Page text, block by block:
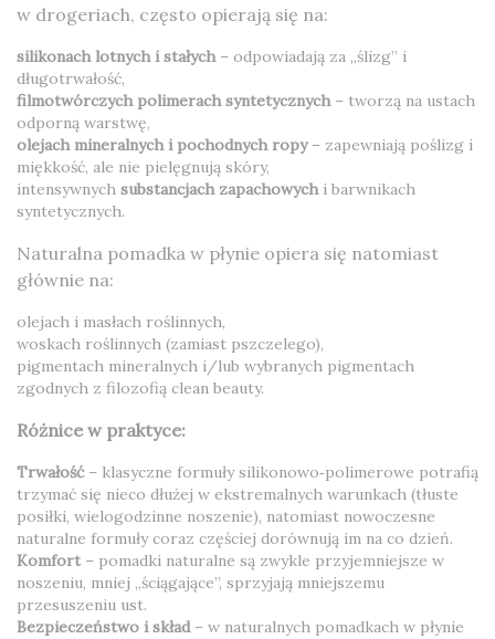
w drogeriach, często opierają się na:
silikonach lotnych i stałych– odpowiadają za „ślizg” i
długotrwałość,
filmotwórczych polimerach syntetycznych– tworzą na ustach
odporną warstwę,
olejach mineralnych i pochodnych ropy– zapewniają poślizg i
miękkość, ale nie pielęgnują skóry,
intensywnych substancjach zapachowychi barwnikach
syntetycznych.
Naturalna pomadka w płynie opiera się natomiast
głównie na:
olejach i masłach roślinnych,
woskach roślinnych (zamiast pszczelego),
pigmentach mineralnych i/lub wybranych pigmentach
zgodnych z filozofią clean beauty.
Różnice w praktyce:
Trwałość– klasyczne formuły silikonowo‑polimerowe potrafią
trzymać się nieco dłużej w ekstremalnych warunkach (tłuste
posiłki, wielogodzinne noszenie), natomiast nowoczesne
naturalne formuły coraz częściej dorównują im na co dzień.
Komfort– pomadki naturalne są zwykle przyjemniejsze w
noszeniu, mniej „ściągające”, sprzyjają mniejszemu
przesuszeniu ust.
Bezpieczeństwo i skład– w naturalnych pomadkach w płynie